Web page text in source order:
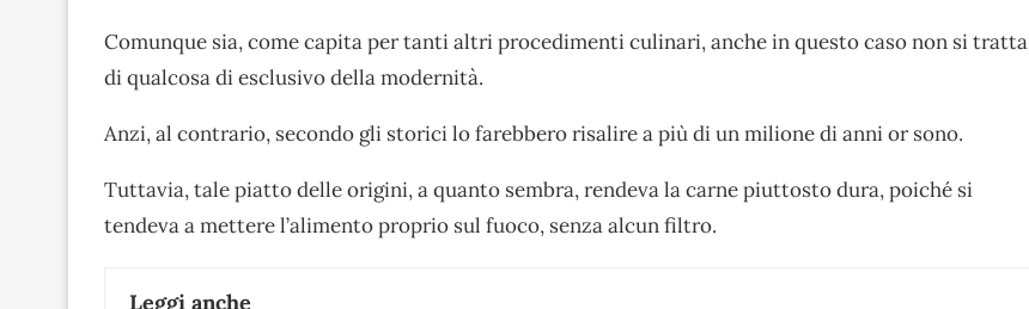
Comunque sia, come capita per tanti altri procedimenti culinari, anche in questo caso non si tratta
di qualcosa di esclusivo della modernità.
Anzi, al contrario, secondo gli storici lo farebbero risalire a più di un milione di anni or sono.
Tuttavia, tale piatto delle origini, a quanto sembra, rendeva la carne piuttosto dura, poiché si
tendeva a mettere l’alimento proprio sul fuoco, senza alcun filtro.
Leggi anche